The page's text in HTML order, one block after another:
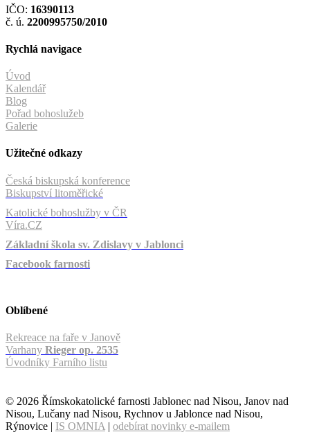
IČO: 16390113
č. ú. 2200995750/2010
Rychlá navigace
Úvod
Kalendář
Blog
Pořad bohoslužeb
Galerie
Užitečné odkazy
Česká biskupská konference
Biskupství litoměřické
Katolické bohoslužby v ČR
Víra.CZ
Základní škola sv. Zdislavy v Jablonci
Facebook farnosti
Oblíbené
Rekreace na faře v Janově
Varhany Rieger op. 2535
Úvodníky Farního listu
© 2026 Římskokatolické farnosti Jablonec nad Nisou, Janov nad
Nisou, Lučany nad Nisou, Rychnov u Jablonce nad Nisou,
Rýnovice | IS OMNIA | odebírat novinky e-mailem